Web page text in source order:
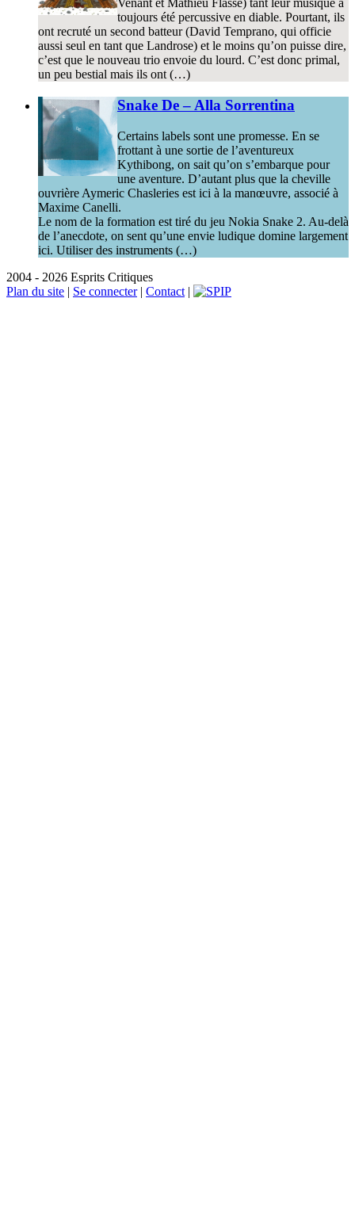
Venant et Mathieu Flasse) tant leur musique a
toujours été percussive en diable. Pourtant, ils
ont recruté un second batteur (David Temprano, qui officie
aussi seul en tant que Landrose) et le moins qu’on puisse dire,
c’est que le nouveau trio envoie du lourd. C’est donc primal,
un peu bestial mais ils ont (…)
Snake De – Alla Sorrentina
Certains labels sont une promesse. En se
frottant à une sortie de l’aventureux
Kythibong, on sait qu’on s’embarque pour
une aventure. D’autant plus que la cheville
ouvrière Aymeric Chasleries est ici à la manœuvre, associé à
Maxime Canelli.
Le nom de la formation est tiré du jeu Nokia Snake 2. Au-delà
de l’anecdote, on sent qu’une envie ludique domine largement
ici. Utiliser des instruments (…)
2004 - 2026 Esprits Critiques
Plan du site | Se connecter| Contact |